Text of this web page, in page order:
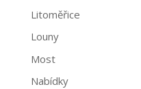
Litoměřice
Louny
Most
Nabídky